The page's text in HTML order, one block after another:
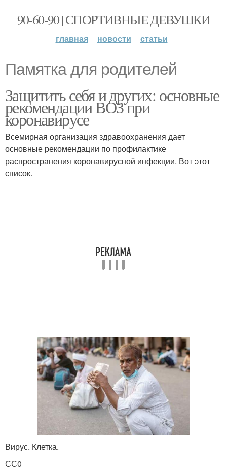
90-60-90 | СПОРТИВНЫЕ ДЕВУШКИ
главная новости статьи
Памятка для родителей
Защитить себя и других: основные
рекомендации ВОЗ при
коронавирусе
Всемирная организация здравоохранения дает
основные рекомендации по профилактике
распространения коронавирусной инфекции. Вот этот
список.
Вирус. Клетка.
СС0